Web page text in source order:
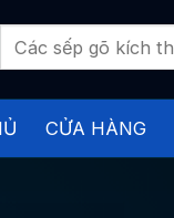
CỬA HÀNG